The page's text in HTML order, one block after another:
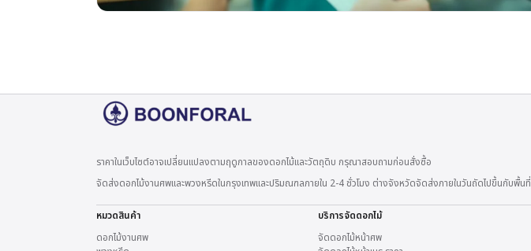
ราคาในเว็บไซต์อาจเปลี่ยนแปลงตามฤดูกาลของดอกไม้และวัตถุดิบ กรุณาสอบถามก่อนสั่งซื้อ
จัดส่งดอกไม้งานศพและพวงหรีดในกรุงเทพและปริมณฑลภายใน 2-4 ชั่วโมง ต่างจังหวัดจัดส่งภายในวันถัดไปขึ้นกับพื้นที่
หมวดสินค้า
ดอกไม้งานศพ
บริการจัดดอกไม้
จัดดอกไม้หน้าศพ